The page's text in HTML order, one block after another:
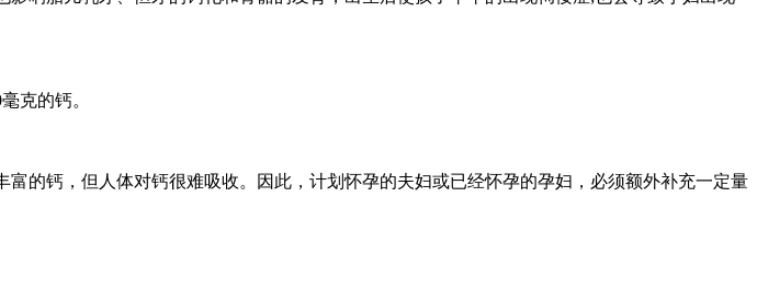
克的钙。
钙，但人体对钙很难吸收。因此，计划怀孕的夫妇或已经怀孕的孕妇，必须额外补充一定量